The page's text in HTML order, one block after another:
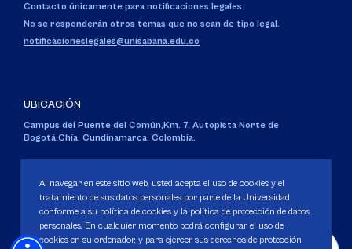
Contacto únicamente para notificaciones legales.
No se responderán otros temas que no sean de tipo legal.
notificacioneslegales@unisabana.edu.co
UBICACIÓN
Campus del Puente del Común,Km. 7, Autopista Norte de
Bogotá.Chía, Cundinamarca, Colombia.
Personería Jurídica:Resolución 130 del 14 de enero de 1980.
Ministerio de Educación Nacional.
Al navegar en este sitio web, usted acepta el uso de cookies y el
tratamiento de sus datos personales por parte de la Universidad
conforme a su política de cookies y la política de protección de datos
personales. En cualquier momento podrá configurar el uso de
cookies en su ordenador, y para ejercer sus derechos de protección